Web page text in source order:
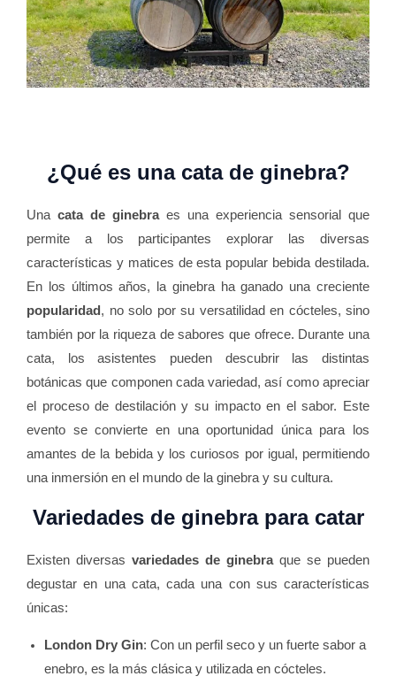
¿Qué es una cata de ginebra?
Una cata de ginebraes una experiencia sensorial que
permite a los participantes explorar las diversas
características y matices de esta popular bebida destilada.
En los últimos años, la ginebra ha ganado una creciente
popularidad , no solo por su versatilidad en cócteles, sino
también por la riqueza de sabores que ofrece. Durante una
cata, los asistentes pueden descubrir las distintas
botánicas que componen cada variedad, así como apreciar
el proceso de destilación y su impacto en el sabor. Este
evento se convierte en una oportunidad única para los
amantes de la bebida y los curiosos por igual, permitiendo
una inmersión en el mundo de la ginebra y su cultura.
Variedades de ginebra para catar
Existen diversas variedades de ginebraque se pueden
degustar en una cata, cada una con sus características
únicas:
London Dry Gin: Con un perfil seco y un fuerte sabor a
enebro, es la más clásica y utilizada en cócteles.